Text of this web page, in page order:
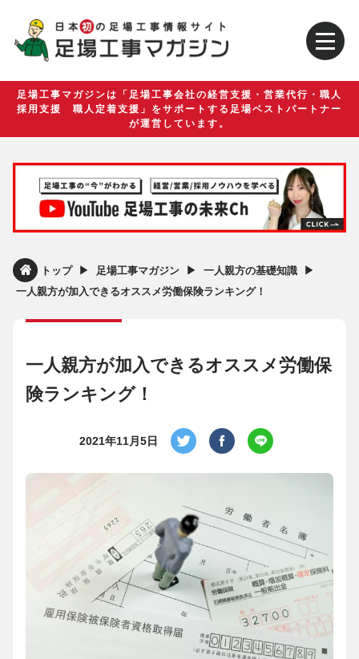
足場工事マガジンは「足場工事会社の経営支援・営業代行・職人
採用支援 職人定着支援」をサポートする足場ベストパートナー
が運営しています。
トップ ▶︎ 足場工事マガジン ▶︎ 一人親方の基礎知識 ▶︎
一人親方が加入できるオススメ労働保険ランキング！
一人親方が加入できるオススメ労働保
険ランキング！
2021年11月5日